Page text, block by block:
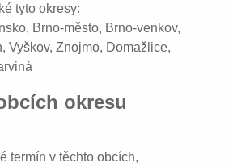
tyto okresy:
Brno-město, Brno-venkov,
Vyškov, Znojmo, Domažlice,
okresu
termín v těchto obcích,